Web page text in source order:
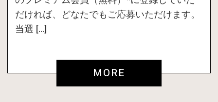
だければ、どなたでもご応募いただけます。
当選 […]
MORE